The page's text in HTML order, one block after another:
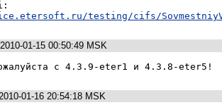
testing/cifs/
2010-01-15 00:50:49 MSK
с 4.3.9-eter1 и 4.3.8-eter5!
2010-01-16 20:54:18 MSK